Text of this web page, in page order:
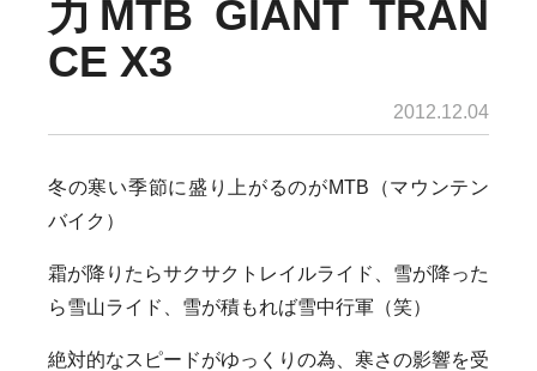
力MTB GIANT TRAN
CE X3
2012.12.04
冬の寒い季節に盛り上がるのがMTB（マウンテン
バイク）
霜が降りたらサクサクトレイルライド、雪が降った
ら雪山ライド、雪が積もれば雪中行軍（笑）
絶対的なスピードがゆっくりの為、寒さの影響を受